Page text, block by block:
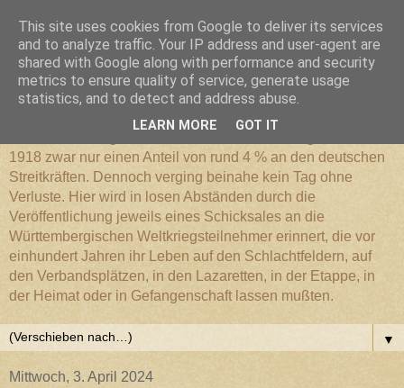
Württembergischer
Weltkriegs-Blog
1918 zwar nur einen Anteil von rund 4 % an den deutschen
Streitkräften. Dennoch verging beinahe kein Tag ohne
Verluste. Hier wird in losen Abständen durch die
Veröffentlichung jeweils eines Schicksales an die
Württembergischen Weltkriegsteilnehmer erinnert, die vor
einhundert Jahren ihr Leben auf den Schlachtfeldern, auf
den Verbandsplätzen, in den Lazaretten, in der Etappe, in
der Heimat oder in Gefangenschaft lassen mußten.
▼
Mittwoch, 3. April 2024
This site uses cookies from Google to deliver its services
and to analyze traffic. Your IP address and user-agent are
shared with Google along with performance and security
metrics to ensure quality of service, generate usage
statistics, and to detect and address abuse.
LEARN MORE GOT IT